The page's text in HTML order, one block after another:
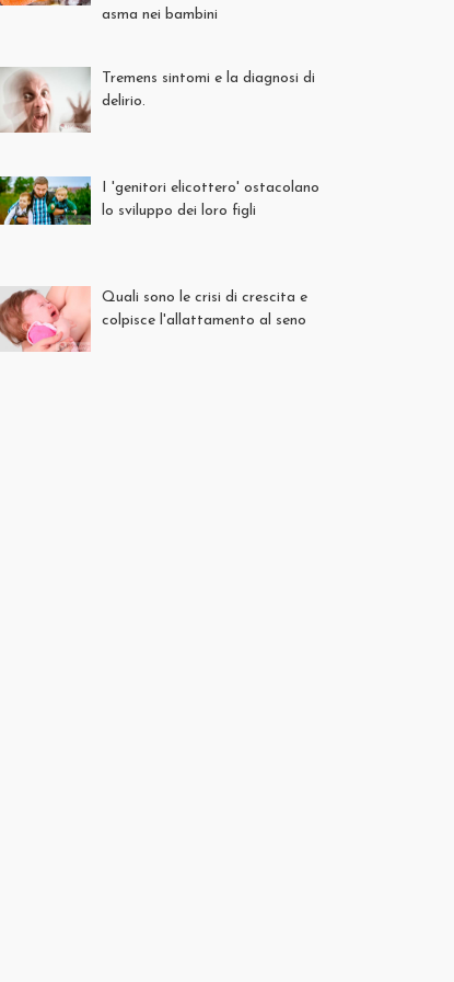
asma nei bambini
Tremens sintomi e la diagnosi di
delirio.
I 'genitori elicottero' ostacolano
lo sviluppo dei loro figli
Quali sono le crisi di crescita e
colpisce l'allattamento al seno